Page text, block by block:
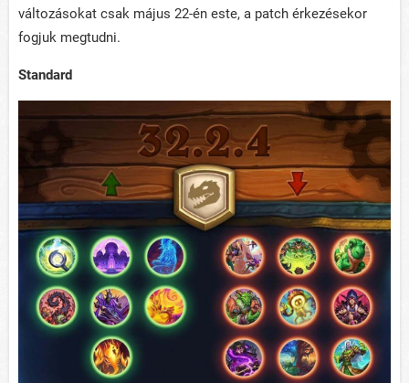
változásokat csak május 22-én este, a patch érkezésekor
fogjuk megtudni.
Standard